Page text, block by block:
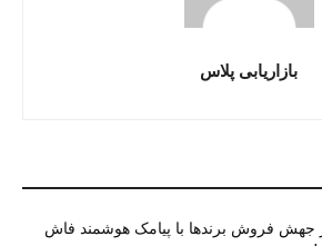
بازاریابی پلاس
جهش فروش برندها با پیامک هوشمند فاش